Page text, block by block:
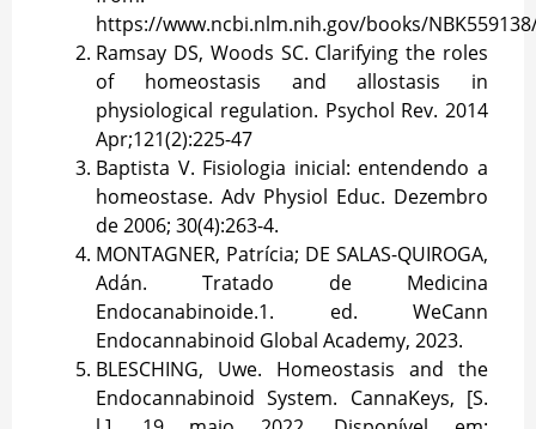
https://www.ncbi.nlm.nih.gov/books/
Ramsay DS, Woods SC. Clarifying the roles
of homeostasis and allostasis in
physiological regulation. Psychol Rev. 2014
Apr;121(2):225-47
Baptista V. Fisiologia inicial: entendendo a
homeostase. Adv Physiol Educ. Dezembro
de 2006; 30(4):263-4.
MONTAGNER, Patrícia; DE SALAS-QUIROGA,
Adán. Tratado de Medicina
Endocanabinoide.1. ed. WeCann
Endocannabinoid Global Academy, 2023.
BLESCHING, Uwe. Homeostasis and the
Endocannabinoid System. CannaKeys, [S.